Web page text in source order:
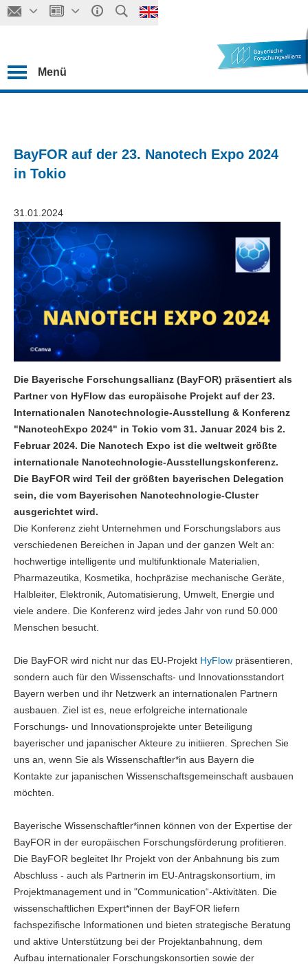
Menü
BayFOR auf der 23. Nanotech Expo 2024
in Tokio
31.01.2024
Die Bayerische Forschungsallianz (BayFOR) präsentiert als
Partner von HyFlow das europäische Projekt auf der 23.
Internationalen Nanotechnologie-Ausstellung & Konferenz
"NanotechExpo 2024" in Tokio vom 31. Januar 2024 bis 2.
Februar 2024. Die Nanotech Expo ist die weltweit größte
internationale Nanotechnologie-Ausstellungskonferenz.
Die BayFOR wird Teil der größten bayerischen Delegation
sein, die vom Bayerischen Nanotechnologie-Cluster
ausgerichtet wird.
Die Konferenz zieht Unternehmen und Forschungslabors aus
verschiedenen Bereichen in Japan und der ganzen Welt an:
hochwertige intelligente und multifunktionale Materialien,
Pharmazeutika, Kosmetika, hochpräzise mechanische Geräte,
Halbleiter, Elektronik, Automatisierung, Umwelt, Energie und
viele andere. Die Konferenz wird jedes Jahr von rund 50.000
Menschen besucht.
Die BayFOR wird nicht nur das EU-Projekt HyFlow präsentieren,
sondern auch für den Wissenschafts- und Innovationsstandort
Bayern werben und ihr Netzwerk an internationalen Partnern
ausbauen. Ziel ist es, neue erfolgreiche internationale
Forschungs- und Innovationsprojekte unter Beteiligung
bayerischer und japanischer Akteure zu initiieren. Sprechen Sie
uns an, wenn Sie als Wissenschaftler*in aus Bayern die
Kontakte zur japanischen Wissenschaftsgemeinschaft ausbauen
möchten.
Bayerische Wissenschaftler*innen können von der Expertise der
BayFOR in der europäischen Forschungsförderung profitieren.
Die BayFOR begleitet Ihr Projekt von der Anbahnung bis zum
Abschluss - auch als Partnerin im EU-Antragskonsortium, im
Projektmanagement und in "Communication“-Aktivitäten. Die
wissenschaftlichen Expert*innen der BayFOR liefern
fachspezifische Informationen und bieten strategische Beratung
und aktive Unterstützung bei der Projektanbahnung, dem
Aufbau internationaler Forschungskonsortien sowie der